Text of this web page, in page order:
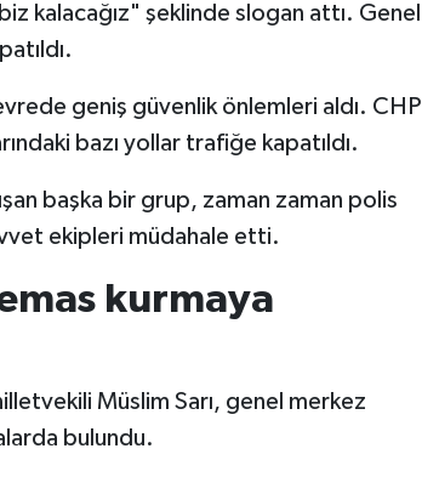
kalacağız" şeklinde slogan attı. Genel
geniş güvenlik önlemleri aldı. CHP
bazı yollar trafiğe kapatıldı.
başka bir grup, zaman zaman polis
ekipleri müdahale etti.
kurmaya
Müslim Sarı, genel merkez
bulundu.